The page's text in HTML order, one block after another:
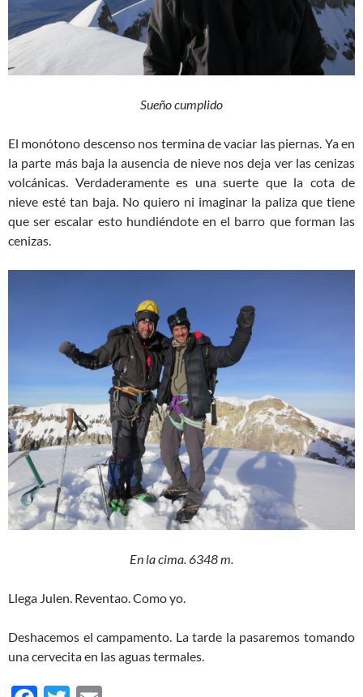
Sueño cumplido
El monótono descenso nos termina de vaciar las piernas. Ya en
la parte más baja la ausencia de nieve nos deja ver las cenizas
volcánicas. Verdaderamente es una suerte que la cota de
nieve esté tan baja. No quiero ni imaginar la paliza que tiene
que ser escalar esto hundiéndote en el barro que forman las
cenizas.
En la cima. 6348 m.
Llega Julen. Reventao. Como yo.
Deshacemos el campamento. La tarde la pasaremos tomando
una cervecita en las aguas termales.